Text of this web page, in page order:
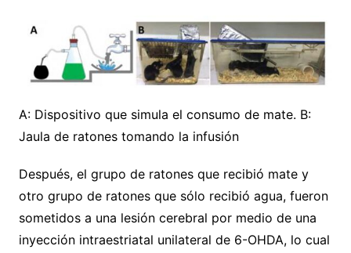
A: Dispositivo que simula el consumo de mate. B:
Jaula de ratones tomando la infusión
Después, el grupo de ratones que recibió mate y
otro grupo de ratones que sólo recibió agua, fueron
sometidos a una lesión cerebral por medio de una
inyección intraestriatal unilateral de 6-OHDA, lo cual